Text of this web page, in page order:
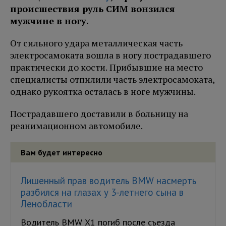
происшествия руль СИМ вонзился
мужчине в ногу.
От сильного удара металлическая часть
электросамоката вошла в ногу пострадавшего
практически до кости. Прибывшие на место
специалисты отпилили часть электросамоката,
однако рукоятка осталась в ноге мужчины.
Пострадавшего доставили в больницу на
реанимационном автомобиле.
Вам будет интересно
Лишенный прав водитель BMW насмерть
разбился на глазах у 3-летнего сына в
Ленобласти
Водитель BMW X1 погиб после съезда